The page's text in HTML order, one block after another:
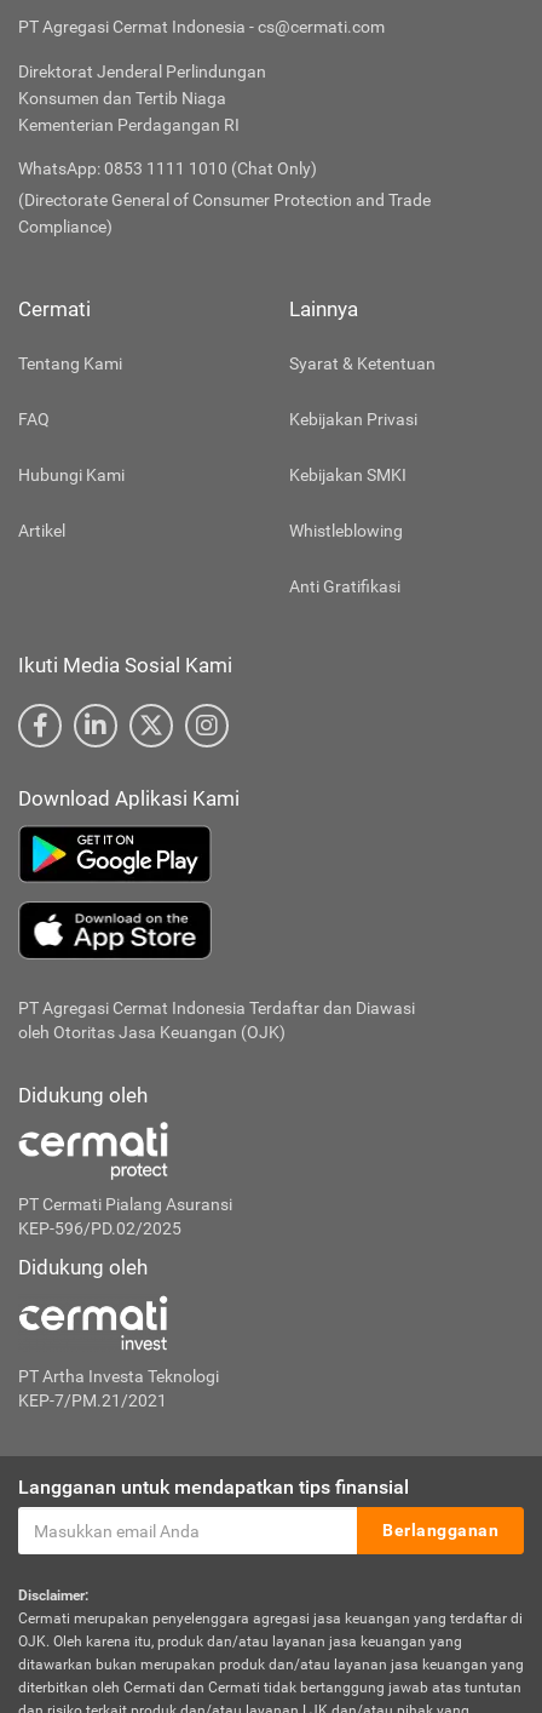
PT Agregasi Cermat Indonesia - cs@cermati.com
Direktorat Jenderal Perlindungan
Konsumen dan Tertib Niaga
Kementerian Perdagangan RI
WhatsApp: 0853 1111 1010 (Chat Only)
(Directorate General of Consumer Protection and Trade
Compliance)
Cermati
Tentang Kami
FAQ
Hubungi Kami
Artikel
Lainnya
Syarat & Ketentuan
Kebijakan Privasi
Kebijakan SMKI
Whistleblowing
Anti Gratifikasi
Ikuti Media Sosial Kami
Download Aplikasi Kami
PT Agregasi Cermat Indonesia Terdaftar dan Diawasi
oleh Otoritas Jasa Keuangan (OJK)
Didukung oleh
PT Cermati Pialang Asuransi
KEP-596/PD.02/2025
Didukung oleh
PT Artha Investa Teknologi
KEP-7/PM.21/2021
Langganan untuk mendapatkan tips finansial
Berlangganan
Disclaimer:
Cermati merupakan penyelenggara agregasi jasa keuangan yang terdaftar di
OJK. Oleh karena itu, produk dan/atau layanan jasa keuangan yang
ditawarkan bukan merupakan produk dan/atau layanan jasa keuangan yang
diterbitkan oleh Cermati dan Cermati tidak bertanggung jawab atas tuntutan